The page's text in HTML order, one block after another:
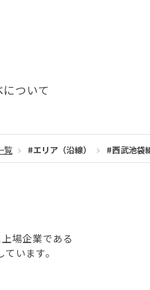
ついて
覧 #エリア（沿線） #西武池袋
場企業である
います。